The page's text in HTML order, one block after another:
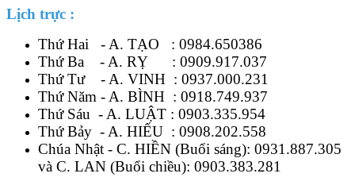
Lịch trực :
Thứ Hai - A. TẠO : 0984.650386
Thứ Ba - A. RỴ : 0909.917.037
Thứ Tư - A. VINH : 0937.000.231
Thứ Năm - A. BÌNH : 0918.749.937
Thứ Sáu - A. LUẬT : 0903.335.954
Thứ Bảy - A. HIẾU : 0908.202.558
Chúa Nhật - C. HIỀN (Buổi sáng): 0931.887.305
và C. LAN (Buổi chiều): 0903.383.281